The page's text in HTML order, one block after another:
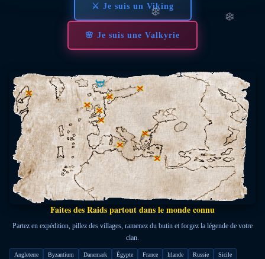
⚔ Je suis un Viking
🌸 Je suis une Valkyrie
Faites des Raids partout dans le monde connu
Partez en expédition, pillez des villages, ramenez du butin et forgez la légende de votre
clan.
Angleterre Byzantium Danemark Égypte France Irlande Russie
Sicile